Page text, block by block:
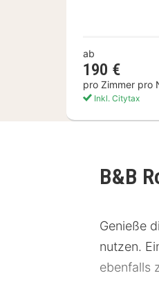
ab
190 €
pro Zimmer pro
Inkl. Citytax
B&B
Genieße
nutzen.
ebenfalls